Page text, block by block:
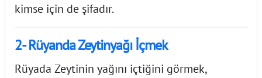
kimse için de şifadır.
2- Rüyanda Zeytinyağı İçmek
Rüyada Zeytinin yağını içtiğini görmek,